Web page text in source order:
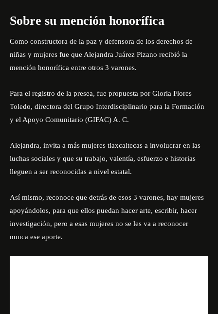
Sobre su mención honorífica
Como constructora de la paz y defensora de los derechos de
niñas y mujeres fue que Alejandra Juárez Pizano recibió la
mención honorífica entre otros 3 varones.
Para el registro de la presea, fue propuesta por Gloria Flores
Toledo, directora del Grupo Interdisciplinario para la Formación
y el Apoyo Comunitario (GIFAC) A. C.
Alejandra, invita a más mujeres tlaxcaltecas a involucrar en las
luchas sociales y que su trabajo, valentía, esfuerzo e historias
lleguen a ser reconocidas a nivel estatal.
Así mismo, reconoce que detrás de esos 3 varones, hay mujeres
apoyándolos, para que ellos puedan hacer arte, escribir, hacer
investigación, pero a esas mujeres no se les va a reconocer
nunca ese aporte.